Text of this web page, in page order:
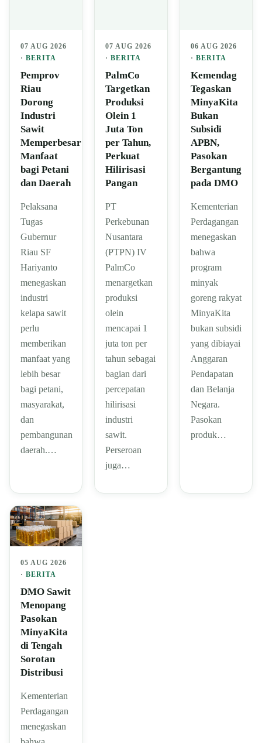
07 AUG 2026
· BERITA
Pemprov
Riau
Dorong
Industri
Sawit
Memperbesar
Manfaat
bagi Petani
dan Daerah
Pelaksana
Tugas
Gubernur
Riau SF
Hariyanto
menegaskan
industri
kelapa sawit
perlu
memberikan
manfaat yang
lebih besar
bagi petani,
masyarakat,
dan
pembangunan
daerah.…
07 AUG 2026
·BERITA
PalmCo
Targetkan
Produksi
Olein 1
Juta Ton
per Tahun,
Perkuat
Hilirisasi
Pangan
PT
Perkebunan
Nusantara
(PTPN) IV
PalmCo
menargetkan
produksi
olein
mencapai 1
juta ton per
tahun sebagai
bagian dari
percepatan
hilirisasi
industri
sawit.
Perseroan
juga…
06 AUG 2026
· BERITA
Kemendag
Tegaskan
MinyaKita
Bukan
Subsidi
APBN,
Pasokan
Bergantung
pada DMO
Kementerian
Perdagangan
menegaskan
bahwa
program
minyak
goreng rakyat
MinyaKita
bukan subsidi
yang dibiayai
Anggaran
Pendapatan
dan Belanja
Negara.
Pasokan
produk…
05 AUG 2026
· BERITA
DMO Sawit
Menopang
Pasokan
MinyaKita
di Tengah
Sorotan
Distribusi
Kementerian
Perdagangan
menegaskan